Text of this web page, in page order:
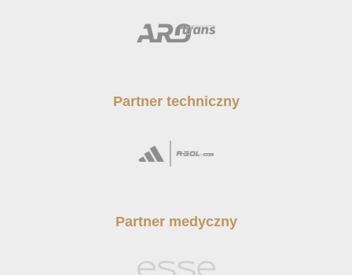
Partner techniczny
Partner medyczny